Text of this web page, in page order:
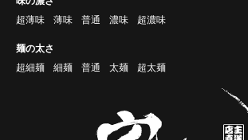
超薄味
薄味 普通 濃味 超濃味
麺の太さ
超細麺
細麺 普通 太麺 超太麺